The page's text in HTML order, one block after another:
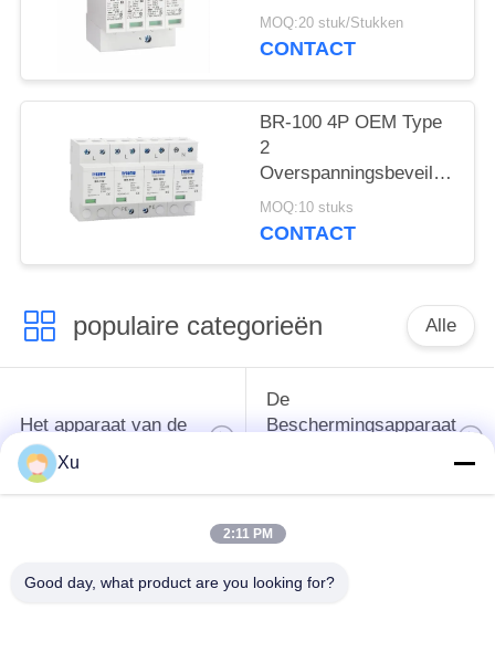
Overspanningsarrestor
bliksemarrestor
SPD AC DC
Overspanningsbescherming
spd
MOQ:20 stuk/Stukken
CONTACT
BR-100 4P OEM Type
2
Overspanningsbeveiliging
385v
overspanningsbeveiliging
MOQ:10 stuks
CONTACT
populaire categorieën Alle
Het apparaat van de
schommelingsbescherming
De
Beschermingsapparaat
van de 2
Type van
Beschermend
Xu
2:11 PM
Good day, what product are you looking for?